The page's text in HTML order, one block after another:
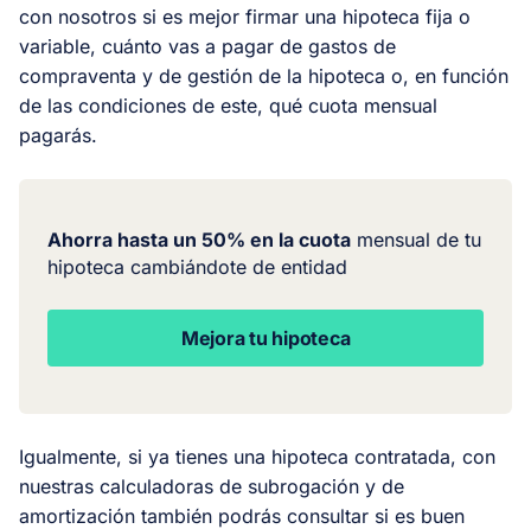
con nosotros si es mejor firmar una hipoteca fija o
variable, cuánto vas a pagar de gastos de
compraventa y de gestión de la hipoteca o, en función
de las condiciones de este, qué cuota mensual
pagarás.
Ahorra hasta un 50% en la cuota mensual de tu
hipoteca cambiándote de entidad
Mejora tu hipoteca
Igualmente, si ya tienes una hipoteca contratada, con
nuestras calculadoras de subrogación y de
amortización también podrás consultar si es buen